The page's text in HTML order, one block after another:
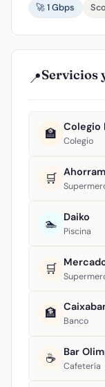
🚀 1 Gbps
📍Servicios
🏫 Colegio
Colegio
🛒
🏊 Daiko
Piscina
🛒
🏦 Banco
☕ Bar
Cafetería